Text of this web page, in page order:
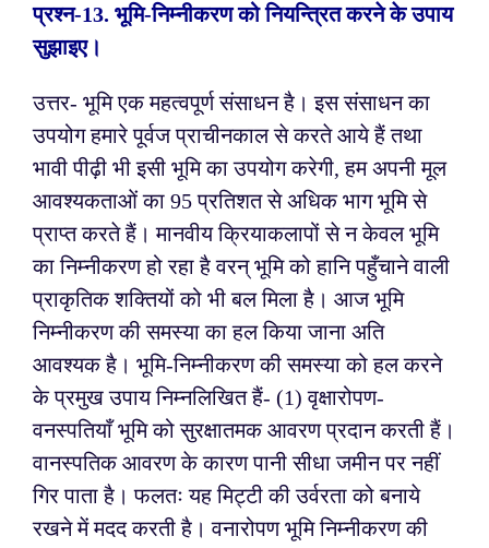
प्रश्न-13. भूमि-निम्नीकरण को नियन्त्रित करने के उपाय
सुझाइए।
उत्तर- भूमि एक महत्वपूर्ण संसाधन है। इस संसाधन का
उपयोग हमारे पूर्वज प्राचीनकाल से करते आये हैं तथा
भावी पीढ़ी भी इसी भूमि का उपयोग करेगी, हम अपनी मूल
आवश्यकताओं का 95 प्रतिशत से अधिक भाग भूमि से
प्राप्त करते हैं। मानवीय क्रियाकलापों से न केवल भूमि
का निम्नीकरण हो रहा है वरन् भूमि को हानि पहुँचाने वाली
प्राकृतिक शक्तियों को भी बल मिला है। आज भूमि
निम्नीकरण की समस्या का हल किया जाना अति
आवश्यक है। भूमि-निम्नीकरण की समस्या को हल करने
के प्रमुख उपाय निम्नलिखित हैं- (1) वृक्षारोपण-
वनस्पतियाँ भूमि को सुरक्षातमक आवरण प्रदान करती हैं।
वानस्पतिक आवरण के कारण पानी सीधा जमीन पर नहीं
गिर पाता है। फलतः यह मिट्टी की उर्वरता को बनाये
रखने में मदद करती है। वनारोपण भूमि निम्नीकरण की